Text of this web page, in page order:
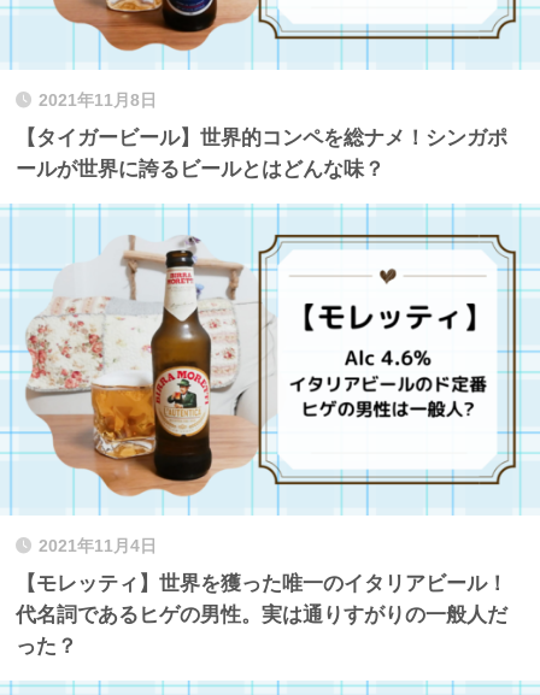
2021年11月8日
【タイガービール】世界的コンペを総ナメ！シンガポ
ールが世界に誇るビールとはどんな味？
2021年11月4日
【モレッティ】世界を獲った唯一のイタリアビール！
代名詞であるヒゲの男性。実は通りすがりの一般人だ
った？